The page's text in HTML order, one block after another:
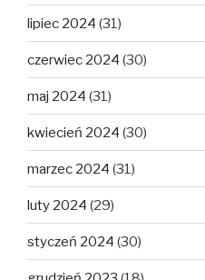
lipiec 2024 (31)
czerwiec 2024 (30)
maj 2024 (31)
kwiecień 2024 (30)
marzec 2024 (31)
luty 2024 (29)
styczeń 2024 (30)